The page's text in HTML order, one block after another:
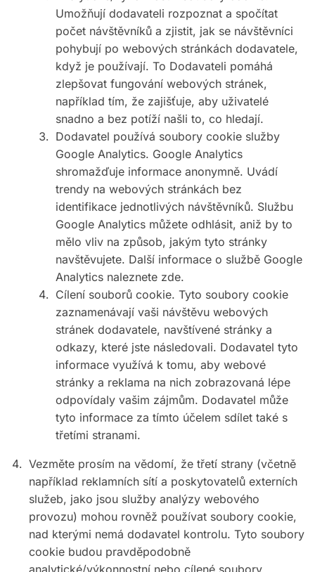
Umožňují dodavateli rozpoznat a spočítat
počet návštěvníků a zjistit, jak se návštěvníci
pohybují po webových stránkách dodavatele,
když je používají. To Dodavateli pomáhá
zlepšovat fungování webových stránek,
například tím, že zajišťuje, aby uživatelé
snadno a bez potíží našli to, co hledají.
Dodavatel používá soubory cookie služby
Google Analytics. Google Analytics
shromažďuje informace anonymně. Uvádí
trendy na webových stránkách bez
identifikace jednotlivých návštěvníků. Službu
Google Analytics můžete odhlásit, aniž by to
mělo vliv na způsob, jakým tyto stránky
navštěvujete. Další informace o službě Google
Analytics naleznete zde.
Cílení souborů cookie. Tyto soubory cookie
zaznamenávají vaši návštěvu webových
stránek dodavatele, navštívené stránky a
odkazy, které jste následovali. Dodavatel tyto
informace využívá k tomu, aby webové
stránky a reklama na nich zobrazovaná lépe
odpovídaly vašim zájmům. Dodavatel může
tyto informace za tímto účelem sdílet také s
třetími stranami.
Vezměte prosím na vědomí, že třetí strany (včetně
například reklamních sítí a poskytovatelů externích
služeb, jako jsou služby analýzy webového
provozu) mohou rovněž používat soubory cookie,
nad kterými nemá dodavatel kontrolu. Tyto soubory
cookie budou pravděpodobně